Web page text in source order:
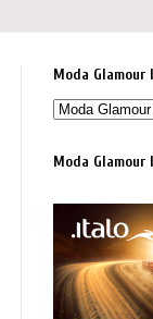
Moda
Moda